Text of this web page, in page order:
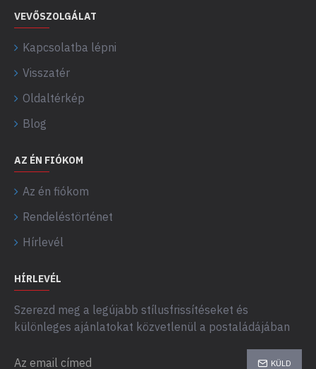
VEVŐSZOLGÁLAT
Kapcsolatba lépni
Visszatér
Oldaltérkép
Blog
AZ ÉN FIÓKOM
Az én fiókom
Rendeléstörténet
Hírlevél
HÍRLEVÉL
Szerezd meg a legújabb stílusfrissítéseket és
különleges ajánlatokat közvetlenül a postaládájában
KÜLD